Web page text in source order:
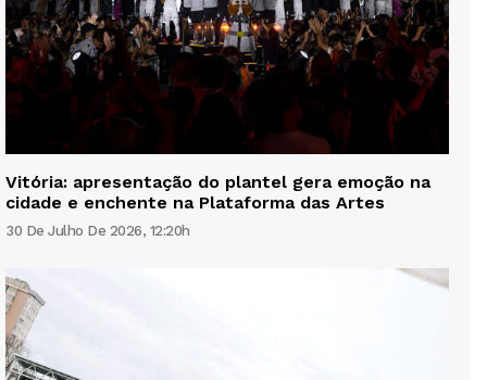
Vitória: apresentação do plantel gera emoção na
cidade e enchente na Plataforma das Artes
30 De Julho De 2026, 12:20h